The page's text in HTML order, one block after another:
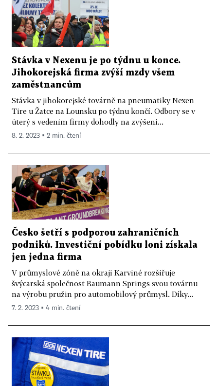
Stávka v Nexenu je po týdnu u konce.
Jihokorejská firma zvýší mzdy všem
zaměstnancům
Stávka v jihokorejské továrně na pneumatiky Nexen
Tire u Žatce na Lounsku po týdnu končí. Odbory se v
úterý s vedením firmy dohodly na zvýšení...
8. 2. 2023 ▪ 2 min. čtení
Česko šetří s podporou zahraničních
podniků. Investiční pobídku loni získala
jen jedna firma
V průmyslové zóně na okraji Karviné rozšiřuje
švýcarská společnost Baumann Springs svou továrnu
na výrobu pružin pro automobilový průmysl. Díky...
7. 2. 2023 ▪ 4 min. čtení